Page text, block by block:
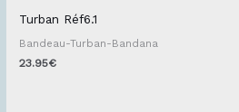
Turban Réf6.1
Bandeau-Turban-Bandana
23.95€